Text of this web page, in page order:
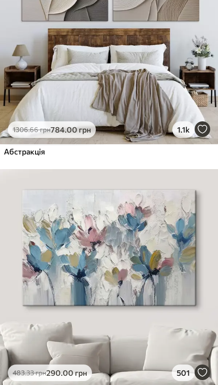
1306.66грн784.00грн 1.1k
Абстракція
483.33грн290.00грн 501